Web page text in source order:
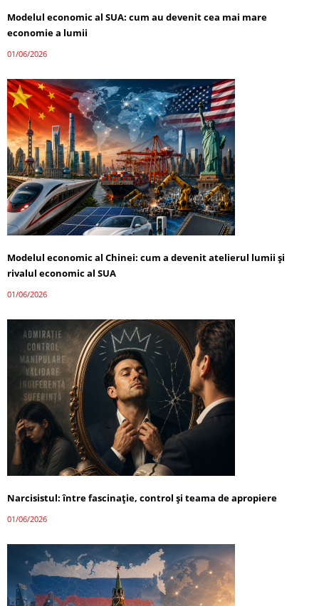
Modelul economic al SUA: cum au devenit cea mai mare
economie a lumii
01/06/2026
Modelul economic al Chinei: cum a devenit atelierul lumii și
rivalul economic al SUA
01/06/2026
Narcisistul: între fascinație, control și teama de apropiere
01/06/2026